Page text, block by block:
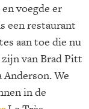
voegde er
een restaurant
aan toe die nu
van Brad Pitt
Anderson. We
in de